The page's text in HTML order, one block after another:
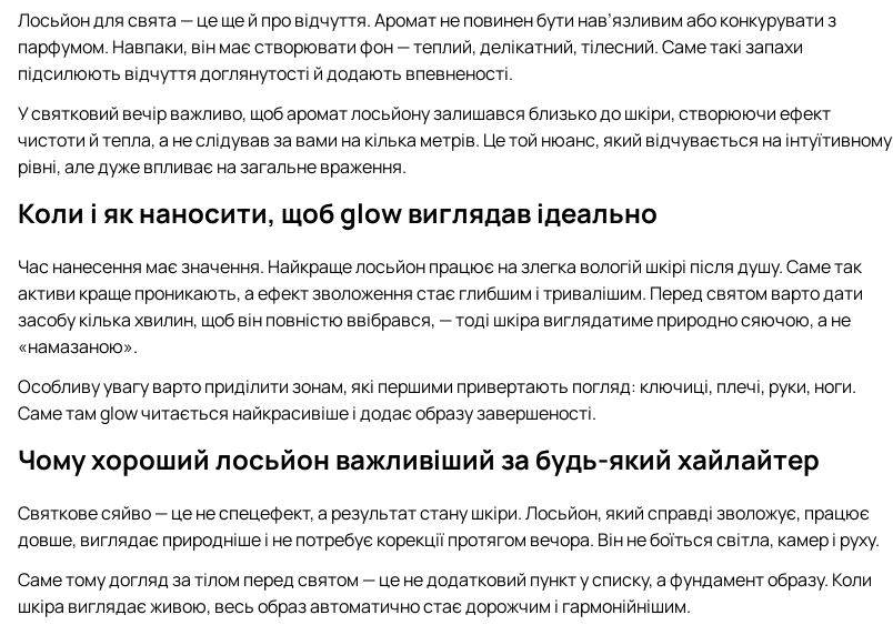
Лосьйон для свята — це ще й про відчуття. Аромат не повинен бути нав’язливим або конкурувати з
парфумом. Навпаки, він має створювати фон — теплий, делікатний, тілесний. Саме такі запахи
підсилюють відчуття доглянутості й додають впевненості.
У святковий вечір важливо, щоб аромат лосьйону залишався близько до шкіри, створюючи ефект
чистоти й тепла, а не слідував за вами на кілька метрів. Це той нюанс, який відчувається на інтуїтивному
рівні, але дуже впливає на загальне враження.
Коли і як наносити, щоб glow виглядав ідеально
Час нанесення має значення. Найкраще лосьйон працює на злегка вологій шкірі після душу. Саме так
активи краще проникають, а ефект зволоження стає глибшим і тривалішим. Перед святом варто дати
засобу кілька хвилин, щоб він повністю ввібрався, — тоді шкіра виглядатиме природно сяючою, а не
«намазаною».
Особливу увагу варто приділити зонам, які першими привертають погляд: ключиці, плечі, руки, ноги.
Саме там glow читається найкрасивіше і додає образу завершеності.
Чому хороший лосьйон важливіший за будь-який хайлайтер
Святкове сяйво — це не спецефект, а результат стану шкіри. Лосьйон, який справді зволожує, працює
довше, виглядає природніше і не потребує корекції протягом вечора. Він не боїться світла, камер і руху.
Саме тому догляд за тілом перед святом — це не додатковий пункт у списку, а фундамент образу. Коли
шкіра виглядає живою, весь образ автоматично стає дорожчим і гармонійнішим.